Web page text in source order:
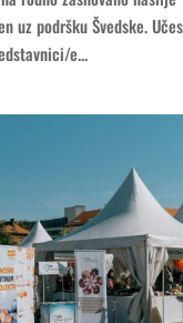
uz podršku Švedske.
e...